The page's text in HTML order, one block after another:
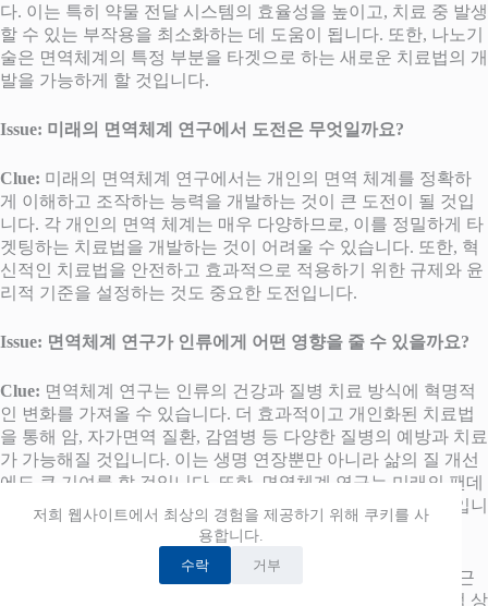
저희 웹사이트에서 최상의 경험을 제공하기 위해 쿠키를 사
용합니다.
수락 거부
다. 이는 특히 약물 전달 시스템의 효율성을 높이고, 치료 중 발생
할 수 있는 부작용을 최소화하는 데 도움이 됩니다. 또한, 나노기
술은 면역체계의 특정 부분을 타겟으로 하는 새로운 치료법의 개
발을 가능하게 할 것입니다.
Issue: 미래의 면역체계 연구에서 도전은 무엇일까요?
Clue: 미래의 면역체계 연구에서는 개인의 면역 체계를 정확하
게 이해하고 조작하는 능력을 개발하는 것이 큰 도전이 될 것입
니다. 각 개인의 면역 체계는 매우 다양하므로, 이를 정밀하게 타
겟팅하는 치료법을 개발하는 것이 어려울 수 있습니다. 또한, 혁
신적인 치료법을 안전하고 효과적으로 적용하기 위한 규제와 윤
리적 기준을 설정하는 것도 중요한 도전입니다.
Issue: 면역체계 연구가 인류에게 어떤 영향을 줄 수 있을까요?
Clue: 면역체계 연구는 인류의 건강과 질병 치료 방식에 혁명적
인 변화를 가져올 수 있습니다. 더 효과적이고 개인화된 치료법
을 통해 암, 자가면역 질환, 감염병 등 다양한 질병의 예방과 치료
가 가능해질 것입니다. 이는 생명 연장뿐만 아니라 삶의 질 개선
에도 큰 기여를 할 것입니다. 또한, 면역체계 연구는 미래의 팬데
믹에 대응하는 능력을 강화하는 데에도 중요한 역할을 할 것입니
면역체계 연구를 통해, 우리는 인간의 생물학과 질병에 대한 근
본적인 이해를 넓힐 수 있을 것입니다. 면역 체계와 뇌, 심리적 상